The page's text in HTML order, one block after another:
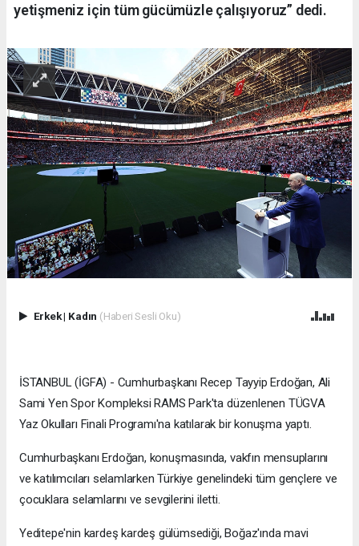
yetişmeniz için tüm gücümüzle çalışıyoruz” dedi.
Erkek| Kadın (Haberi Sesli Oku)
İSTANBUL (İGFA) - Cumhurbaşkanı Recep Tayyip Erdoğan, Ali
Sami Yen Spor Kompleksi RAMS Park'ta düzenlenen TÜGVA
Yaz Okulları Finali Programı'na katılarak bir konuşma yaptı.
Cumhurbaşkanı Erdoğan, konuşmasında, vakfın mensuplarını
ve katılımcıları selamlarken Türkiye genelindeki tüm gençlere ve
çocuklara selamlarını ve sevgilerini iletti.
Yeditepe'nin kardeş kardeş gülümsediği, Boğaz'ında mavi